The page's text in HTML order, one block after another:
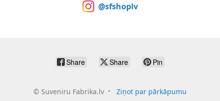
@sfshoplv
Share Share Pin
© Suveniru Fabrika.lv Ziņot par pārkāpumu